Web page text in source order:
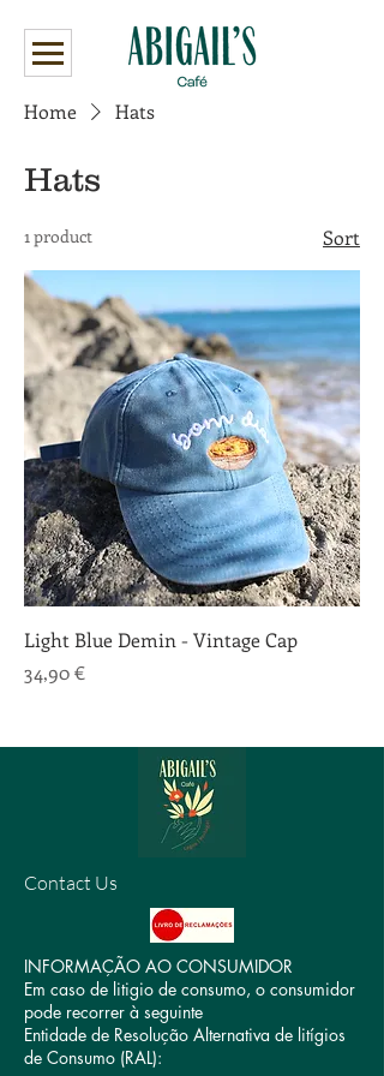
Home Hats
Hats
1 product Sort
Light Blue Demin - Vintage Cap
Price
34,90 €
Contact Us
INFORMAÇÃO AO CONSUMIDOR
Em caso de litigio de consumo, o consumidor
pode recorrer à seguinte
Entidade de Resolução Alternativa de litígios
de Consumo (RAL):